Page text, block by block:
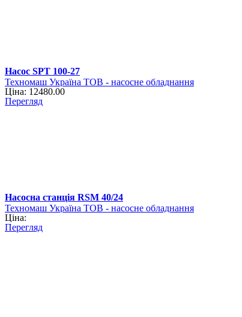
Насос SPT 100-27
Техномаш Україна ТОВ - насосне обладнання
Ціна: 12480.00
Перегляд
Насосна станція RSM 40/24
Техномаш Україна ТОВ - насосне обладнання
Ціна:
Перегляд